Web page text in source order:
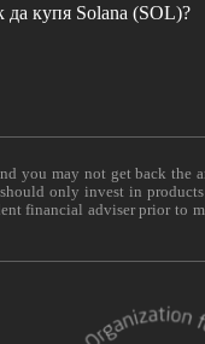
да купя Solana (SOL)?
may not get back the
only invest in
financial adviser prior to